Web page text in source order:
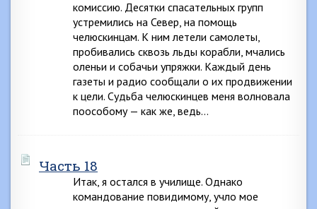
комиссию. Десятки спасательных групп
устремились на Север, на помощь
челюскинцам. К ним летели самолеты,
пробивались сквозь льды корабли, мчались
оленьи и собачьи упряжки. Каждый день
газеты и радио сообщали о их продвижении
к цели. Судьба челюскинцев меня волновала
поособому — как же, ведь…
Часть 18
Итак, я остался в училище. Однако
командование повидимому, учло мое